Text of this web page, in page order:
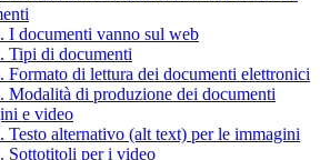
I documenti vanno sul web
Tipi di documenti
Formato di lettura dei documenti elettronici
Modalità di produzione dei documenti
e video
Testo alternativo (alt text) per le immagini
Sottotitoli per i video